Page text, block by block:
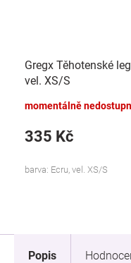
Gregx Těhotenské
vel. XS/S
momentálně
335 Kč
barva: Ecru, vel. XS/S
Popis